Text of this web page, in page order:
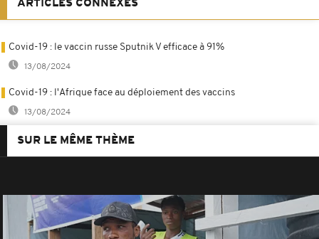
ARTICLES CONNEXES
Covid-19 : le vaccin russe Sputnik V efficace à 91%
13/08/2024
Covid-19 : l'Afrique face au déploiement des vaccins
13/08/2024
SUR LE MÊME THÈME